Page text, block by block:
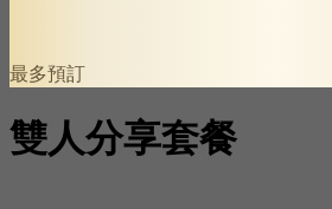
最多預訂
雙人分享套餐